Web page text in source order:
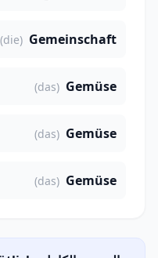
Gemeinschaft
(die)
Gemüse
(das)
Gemüse
(das)
Gemüse
(das)